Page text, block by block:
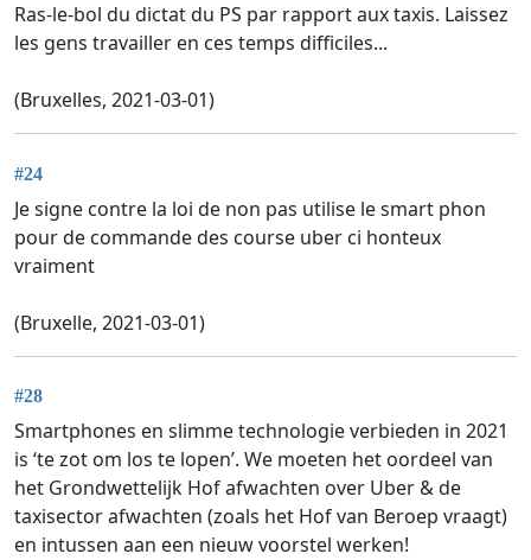
Ras-le-bol du dictat du PS par rapport aux taxis. Laissez
les gens travailler en ces temps difficiles...
(Bruxelles, 2021-03-01)
#24
Je signe contre la loi de non pas utilise le smart phon
pour de commande des course uber ci honteux
vraiment
(Bruxelle, 2021-03-01)
#28
Smartphones en slimme technologie verbieden in 2021
is ‘te zot om los te lopen’. We moeten het oordeel van
het Grondwettelijk Hof afwachten over Uber & de
taxisector afwachten (zoals het Hof van Beroep vraagt)
en intussen aan een nieuw voorstel werken!